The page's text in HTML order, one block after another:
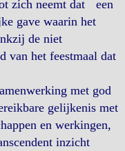
zich neemt dat een
gave waarin het
de niet
van het feestmaal dat
met god
gelijkenis met
en werkingen,
inzicht